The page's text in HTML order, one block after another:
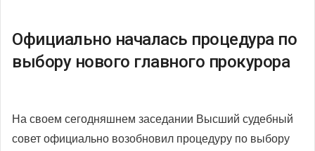
Официально началась процедура по
выбору нового главного прокурора
На своем сегодняшнем заседании Высший судебный
совет официально возобновил процедуру по выбору